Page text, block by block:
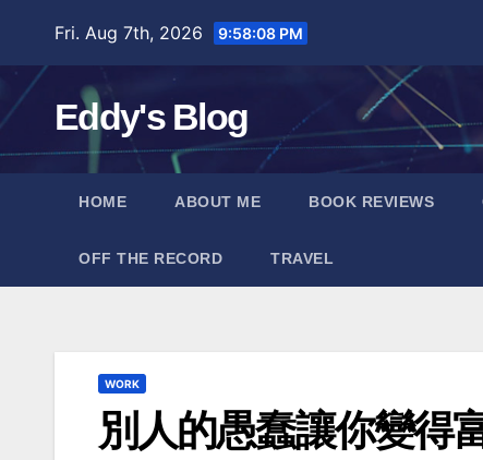
content
Fri. Aug 7th, 2026 9:58:09 PM
Eddy's Blog
HOME ABOUT ME BOOK REVIEWS
OFF THE RECORD TRAVEL
WORK
別人的愚蠢讓你變得